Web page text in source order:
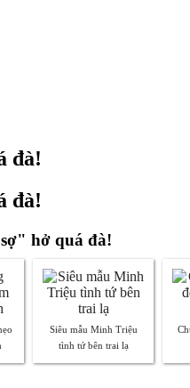
đà!
đà!
hở quá đà!
Siêu mẫu Minh Triệu
tình tứ bên trai lạ